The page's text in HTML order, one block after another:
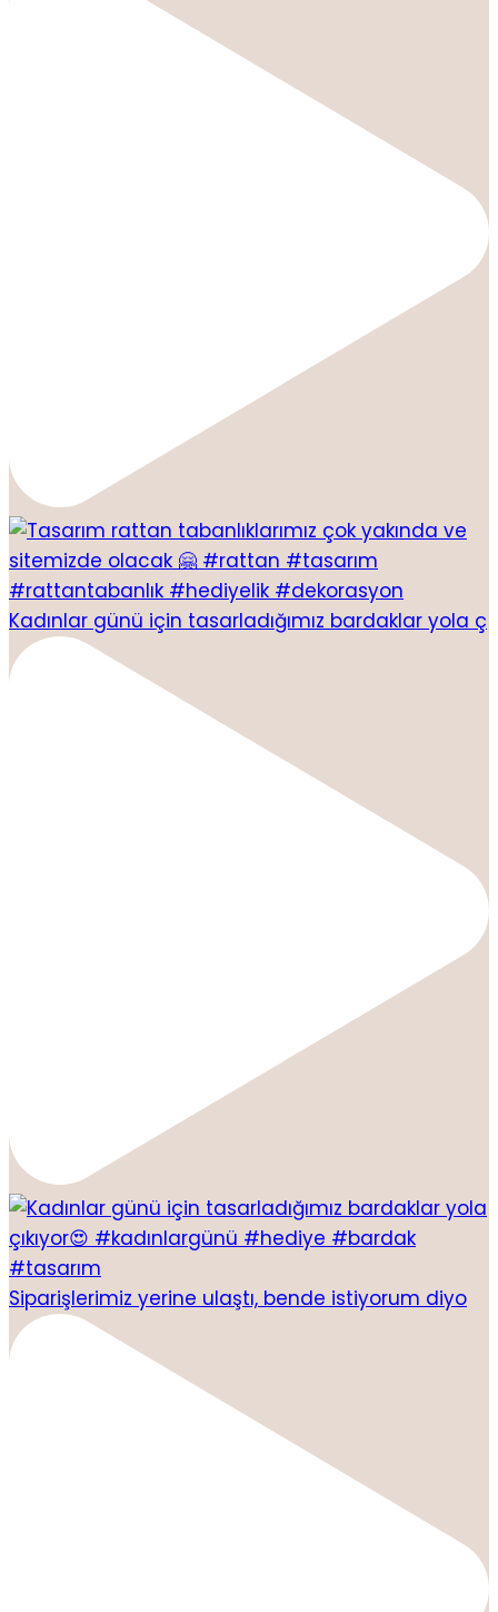
Kadınlar günü için tasarladığımız bardaklar yola ç
Siparişlerimiz yerine ulaştı, bende istiyorum diyo